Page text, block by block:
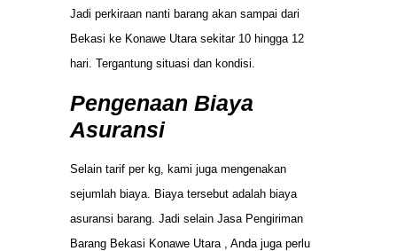
Jadi perkiraan nanti barang akan sampai dari
Bekasi ke Konawe Utara sekitar 10 hingga 12
hari. Tergantung situasi dan kondisi.
Pengenaan Biaya
Asuransi
Selain tarif per kg, kami juga mengenakan
sejumlah biaya. Biaya tersebut adalah biaya
asuransi barang. Jadi selain Jasa Pengiriman
Barang Bekasi Konawe Utara , Anda juga perlu